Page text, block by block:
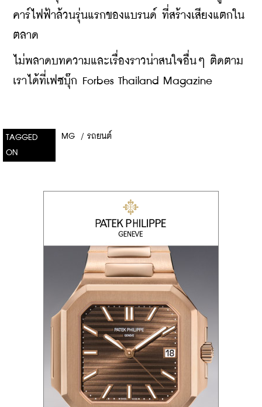
คาร์ไฟฟ้าล้วนรุ่นแรกของแบรนด์ ที่สร้างเสียงแตกใน
ตลาด
ไม่พลาดบทความและเรื่องราวน่าสนใจอื่นๆ ติดตาม
เราได้ที่เฟซบุ๊ก Forbes Thailand Magazine
TAGGED
ON
MG / รถยนต์